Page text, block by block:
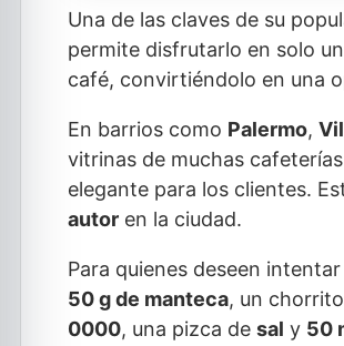
Una de las claves de su
permite disfrutarlo en solo
café, convirtiéndolo en una
En barrios como Palermo,
vitrinas de muchas
elegante para los clientes.
autor en la ciudad.
Para quienes deseen
50 g de manteca, un
0000, una pizca de sal y 50